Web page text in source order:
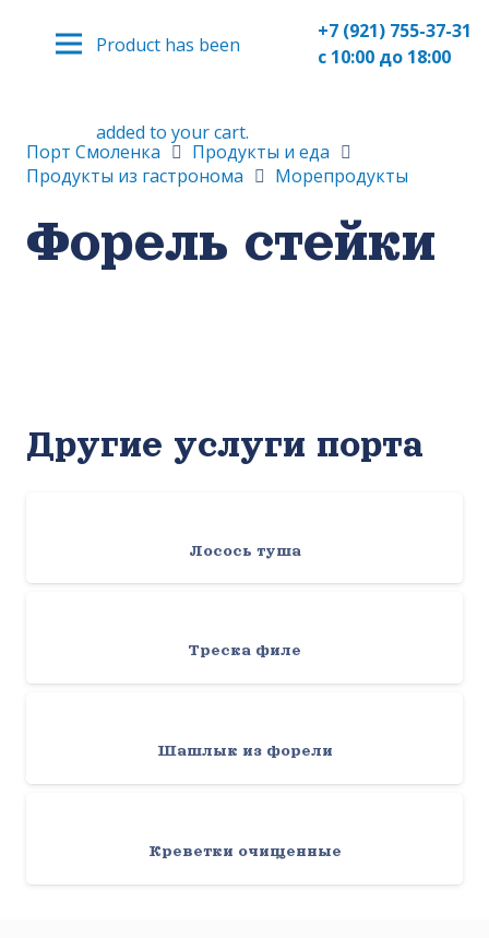
Producthas been
added to your cart.
+7 (921) 755-37-31
с 10:00 до 18:00
Порт Смоленка
Продукты и еда
Продукты из гастронома
Морепродукты
Форель стейки
Другие услуги порта
Лосось туша
Треска филе
Шашлык из форели
Креветки очищенные